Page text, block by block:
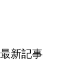
最新記事